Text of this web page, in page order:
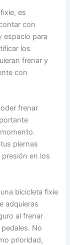
es
con
espacio para
los
frenar y
con
frenar
piernas
en los
bicicleta fixie
adquieras
al frenar
No
prioridad,